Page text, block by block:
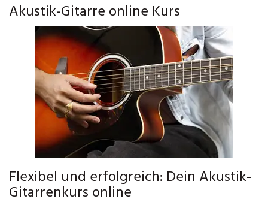
Akustik-Gitarre online Kurs
Flexibel und erfolgreich: Dein Akustik-
Gitarrenkurs online